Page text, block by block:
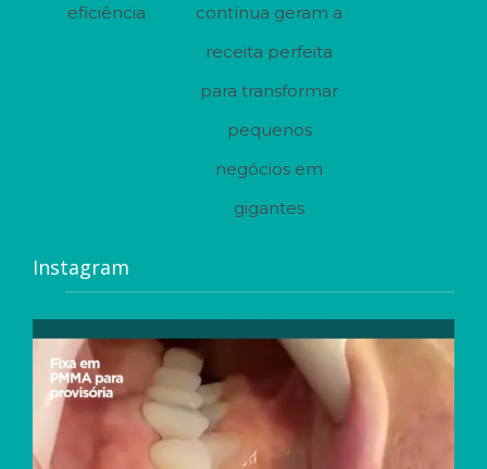
eficiência
contínua geram a
receita perfeita
para transformar
pequenos
negócios em
gigantes
Instagram